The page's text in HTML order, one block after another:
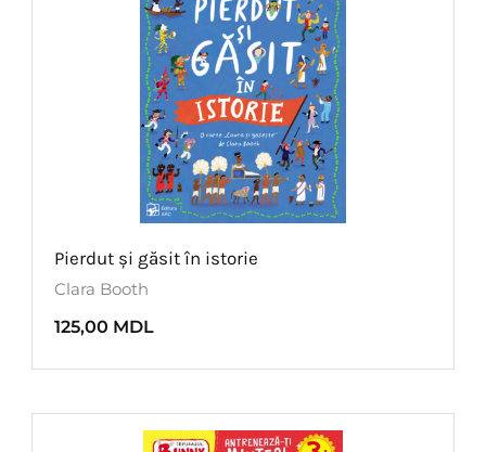
Pierdut și găsit în istorie
Clara Booth
125,00 MDL